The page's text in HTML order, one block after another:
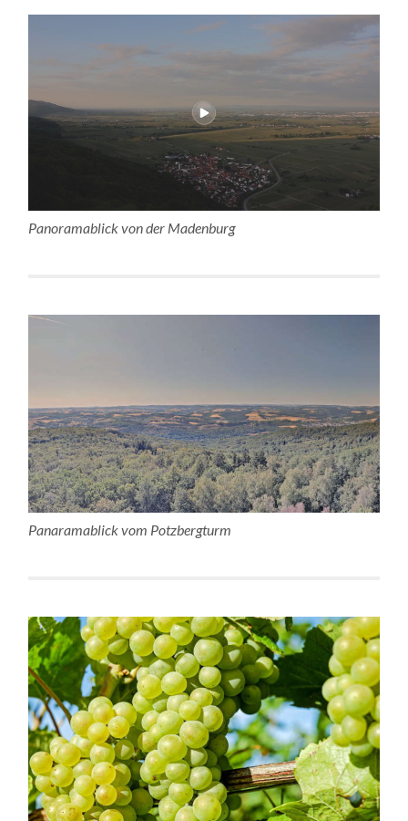
Panoramablick von der Madenburg
Panaramablick vom Potzbergturm